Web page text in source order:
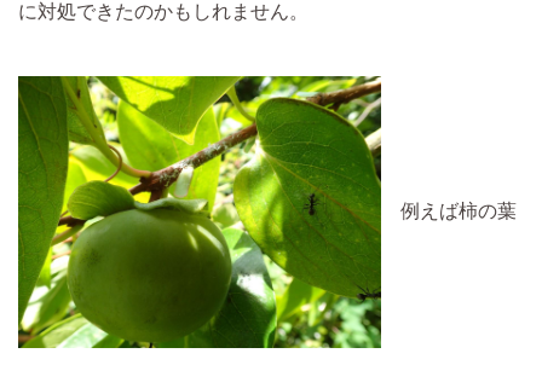
に対処できたのかもしれません。
例えば柿の葉